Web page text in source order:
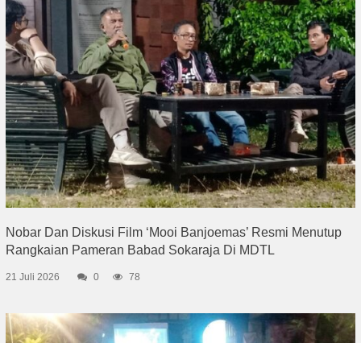
Nobar Dan Diskusi Film ‘Mooi Banjoemas’ Resmi Menutup
Rangkaian Pameran Babad Sokaraja Di MDTL
21 Juli 2026 0 78